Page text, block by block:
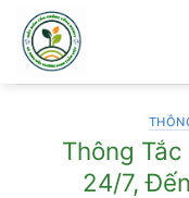
qua
dung
Thông Tắc
24/7,